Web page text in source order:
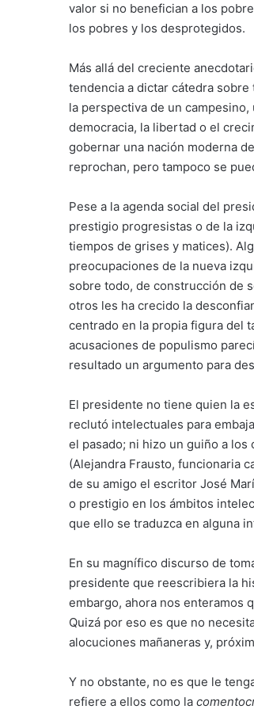
valor si no benefician a los
los pobres y los desprotegidos.
Más allá del creciente
tendencia a dictar cátedra
la perspectiva de un
democracia, la libertad o el
gobernar una nación moderna
reprochan, pero tampoco se
Pese a la agenda social del
prestigio progresistas o de la
tiempos de grises y matices).
preocupaciones de la nueva
sobre todo, de construcción de
otros les ha crecido la
centrado en la propia figura del
acusaciones de populismo
resultado un argumento para
El presidente no tiene quien la
reclutó intelectuales para
el pasado; ni hizo un guiño a
(Alejandra Frausto, funcionaria
de su amigo el escritor José
o prestigio en los ámbitos
que ello se traduzca en alguna
En su magnífico discurso de
presidente que reescribiera la
embargo, ahora nos enteramos
Quizá por eso es que no
alocuciones mañaneras y,
Y no obstante, no es que le
refiere a ellos como la